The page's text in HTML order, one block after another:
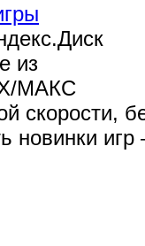
из
МАКС
скорости,
новинки